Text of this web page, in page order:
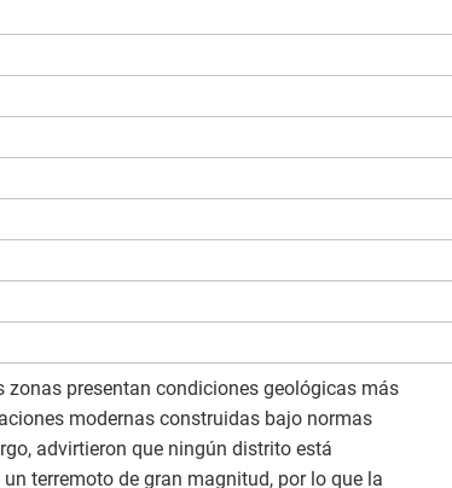
zonas presentan condiciones geológicas más
modernas construidas bajo normas
advirtieron que ningún distrito está
terremoto de gran magnitud, por lo que la